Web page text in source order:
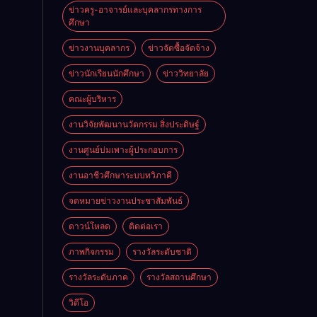
ข่าวครู-อาจารย์และบุคลากรทางการ
ศึกษา
ข่าวงานบุคลากร ข่าวจัดซื้อจัดจ้าง
ข่าวนักเรียนนักศึกษา ข่าววิทยาลัย
คณะผู้บริหาร
งานวิจัยพัฒนานวัตกรรม สิ่งประดิษฐ์
งานศูนย์บ่มเพาะผู้ประกอบการ
งานอาชีวศึกษาระบบทวิภาคี
จดหมายข่าวงานประชาสัมพันธ์
ดาวน์โหลด ติดต่อเรา
ภาพกิจกรรม รางวัลระดับชาติ
รางวัลระดับภาค รางวัลสถานศึกษา
วิดีโอ